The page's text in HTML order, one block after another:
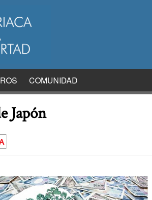
COMUNIDAD
Japón